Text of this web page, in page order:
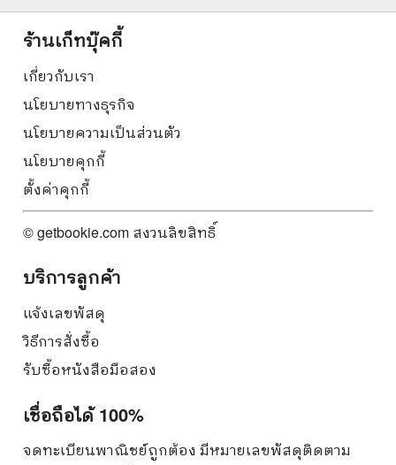
ร้านเก็ทบุ๊คกี้
เกี่ยวกับเรา
นโยบายทางธุรกิจ
นโยบายความเป็นส่วนตัว
นโยบายคุกกี้
ตั้งค่าคุกกี้
© getbookie.com สงวนลิขสิทธิ์
บริการลูกค้า
แจ้งเลขพัสดุ
วิธีการสั่งซื้อ
รับซื้อหนังสือมือสอง
เชื่อถือได้ 100%
จดทะเบียนพาณิชย์ถูกต้อง มีหมายเลขพัสดุติดตาม